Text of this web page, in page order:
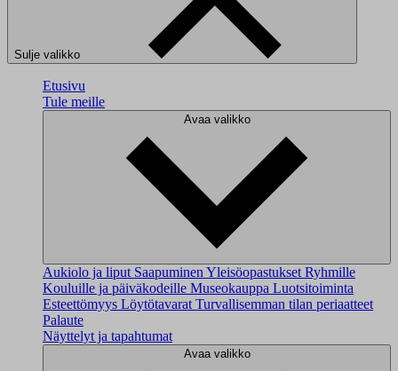
Sulje valikko
Etusivu
Tule meille
Avaa valikko
Aukiolo ja liput Saapuminen Yleisöopastukset Ryhmille
Kouluille ja päiväkodeille Museokauppa Luotsitoiminta
Esteettömyys Löytötavarat Turvallisemman tilan periaatteet
Palaute
Näyttelyt ja tapahtumat
Avaa valikko